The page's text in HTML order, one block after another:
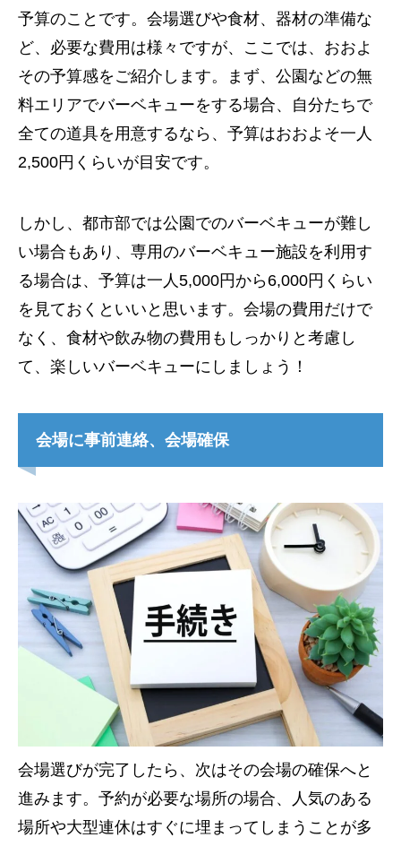
予算のことです。会場選びや食材、器材の準備な
ど、必要な費用は様々ですが、ここでは、おおよ
その予算感をご紹介します。まず、公園などの無
料エリアでバーベキューをする場合、自分たちで
全ての道具を用意するなら、予算はおおよそ一人
2,500円くらいが目安です。
しかし、都市部では公園でのバーベキューが難し
い場合もあり、専用のバーベキュー施設を利用す
る場合は、予算は一人5,000円から6,000円くらい
を見ておくといいと思います。会場の費用だけで
なく、食材や飲み物の費用もしっかりと考慮し
て、楽しいバーベキューにしましょう！
会場に事前連絡、会場確保
会場選びが完了したら、次はその会場の確保へと
進みます。予約が必要な場所の場合、人気のある
場所や大型連休はすぐに埋まってしまうことが多